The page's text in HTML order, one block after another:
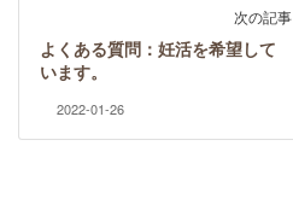
次の記事
よくある質問：妊活を希望して
います。
2022-01-26